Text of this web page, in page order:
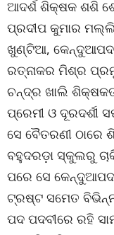
ଆଦର୍ଶ ଶିକ୍ଷକ ଶଶି
ପ୍ରଦୀପ କୁମାର
ଖୁଣ୍ଟିଆ,
ରତ୍ନାକର ମିଶ୍ର
ଚନ୍ଦ୍ର ଖାଲି
ପ୍ରେମୀ ଓ
ସେ ବୈତରଣୀ
ବହୁଦରଡ଼ା ସ୍କୁଲରୁ
ପରେ ସେ
ଟ୍ରଷ୍ଟ ସମେତ
ପଦ ପଦବୀରେ ରହି